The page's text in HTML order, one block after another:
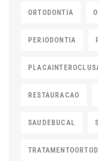
ORTODONTIA
PERIODONTIA
RESTAURACAO
SAUDEBUCAL